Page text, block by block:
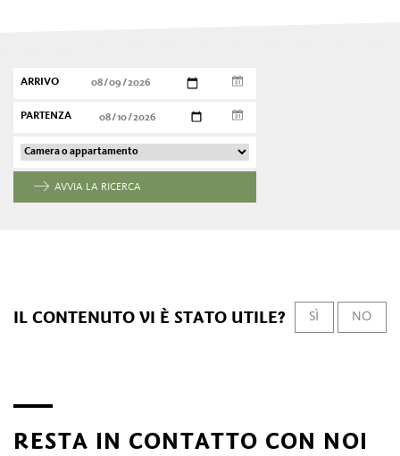
ARRIVO
PARTENZA
AVVIA LA RICERCA
IL CONTENUTO VI È STATO UTILE? SÌ NO
RESTA IN CONTATTO CON NOI